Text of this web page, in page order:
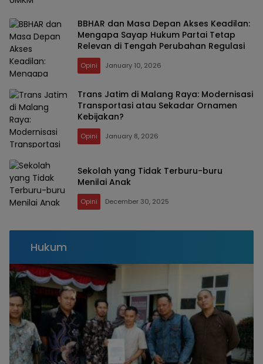
BBHAR dan Masa Depan Akses Keadilan:
Mengapa Sayap Hukum Partai Tetap
Relevan di Tengah Perubahan Regulasi
Opini January 10, 2026
Trans Jatim di Malang Raya: Modernisasi
Transportasi atau Sekadar Ornamen
Kebijakan?
Opini January 8, 2026
Sekolah yang Tidak Terburu-buru
Menilai Anak
Opini December 30, 2025
Hukum